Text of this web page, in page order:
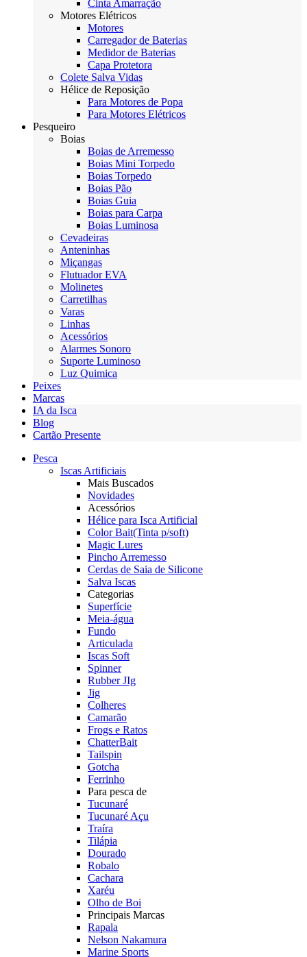
Cinta Amarração
Motores Elétricos
Motores
Carregador de Baterias
Medidor de Baterias
Capa Protetora
Colete Salva Vidas
Hélice de Reposição
Para Motores de Popa
Para Motores Elétricos
Pesqueiro
Boias
Boias de Arremesso
Boias Mini Torpedo
Boias Torpedo
Boias Pão
Boias Guia
Boias para Carpa
Boias Luminosa
Cevadeiras
Anteninhas
Miçangas
Flutuador EVA
Molinetes
Carretilhas
Varas
Linhas
Acessórios
Alarmes Sonoro
Suporte Luminoso
Luz Quimica
Peixes
Marcas
IA da Isca
Blog
Cartão Presente
Pesca
Iscas Artificiais
Mais Buscados
Novidades
Acessórios
Hélice para Isca Artificial
Color Bait(Tinta p/soft)
Magic Lures
Pincho Arremesso
Cerdas de Saia de Silicone
Salva Iscas
Categorias
Superfície
Meia-água
Fundo
Articulada
Iscas Soft
Spinner
Rubber JIg
Jig
Colheres
Camarão
Frogs e Ratos
ChatterBait
Tailspin
Gotcha
Ferrinho
Para pesca de
Tucunaré
Tucunaré Açu
Traíra
Tilápia
Dourado
Robalo
Cachara
Xaréu
Olho de Boi
Principais Marcas
Rapala
Nelson Nakamura
Marine Sports